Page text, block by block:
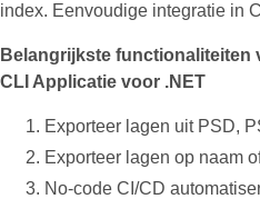
index. Eenvoudige integratie in
Belangrijkste functionaliteiten
CLI Applicatie voor .NET
Exporteer lagen uit PSD,
Exporteer lagen op naam
No-code CI/CD